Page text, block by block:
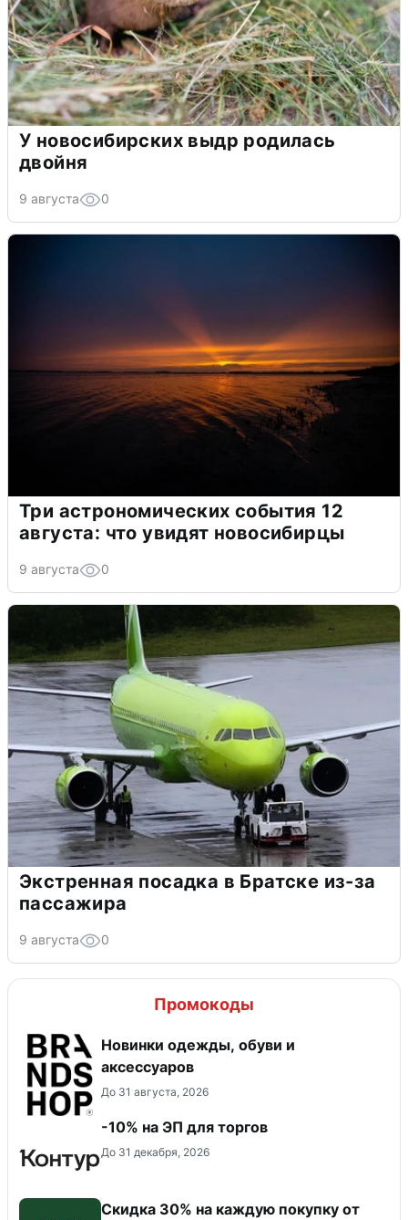
У новосибирских выдр родилась
двойня
9 августа 0
Три астрономических события 12
августа: что увидят новосибирцы
9 августа 0
Экстренная посадка в Братске из-за
пассажира
9 августа 0
Промокоды
Новинки одежды, обуви и
аксессуаров
До 31 августа, 2026
-10% на ЭП для торгов
До 31 декабря, 2026
Скидка 30% на каждую покупку от